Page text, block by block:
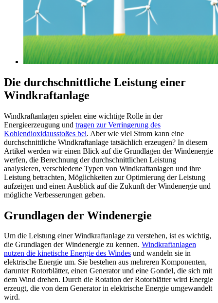
Die durchschnittliche Leistung einer
Windkraftanlage
Windkraftanlagen spielen eine wichtige Rolle in der
Energieerzeugung und tragen zur Verringerung des
Kohlendioxidausstoßes bei. Aber wie viel Strom kann eine
durchschnittliche Windkraftanlage tatsächlich erzeugen? In diesem
Artikel werden wir einen Blick auf die Grundlagen der Windenergie
werfen, die Berechnung der durchschnittlichen Leistung
analysieren, verschiedene Typen von Windkraftanlagen und ihre
Leistung betrachten, Möglichkeiten zur Optimierung der Leistung
aufzeigen und einen Ausblick auf die Zukunft der Windenergie und
mögliche Verbesserungen geben.
Grundlagen der Windenergie
Um die Leistung einer Windkraftanlage zu verstehen, ist es wichtig,
die Grundlagen der Windenergie zu kennen. Windkraftanlagen
nutzen die kinetische Energie des Windes und wandeln sie in
elektrische Energie um. Sie bestehen aus mehreren Komponenten,
darunter Rotorblätter, einen Generator und eine Gondel, die sich mit
dem Wind drehen. Durch die Rotation der Rotorblätter wird Energie
erzeugt, die von dem Generator in elektrische Energie umgewandelt
wird.